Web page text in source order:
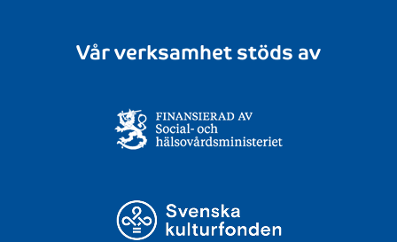
Vår verksamhet stöds av